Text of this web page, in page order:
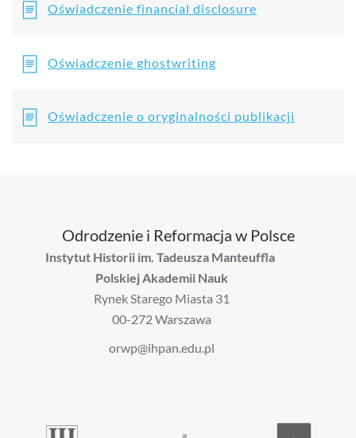
Oświadczenie financial disclosure
Oświadczenie ghostwriting
Oświadczenie o oryginalności publikacji
Odrodzenie i Reformacja w Polsce
Instytut Historii im. Tadeusza Manteuffla
Polskiej Akademii Nauk
Rynek Starego Miasta 31
00-272 Warszawa
orwp@ihpan.edu.pl